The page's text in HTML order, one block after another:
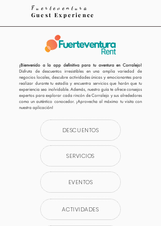
Fuerteventura
Guest Experience
¡Bienvenido a la app definitiva para tu aventura en Corralejo!
Disfruta de descuentos irresistibles en una amplia variedad de
negocios locales, descubre actividades únicas y emocionantes para
realizar durante tu estadía y encuentra servicios que harán que tu
experiencia sea inolvidable. Además, nuestro guía te ofrece consejos
expertos para explorar cada rincón de Corralejo y sus alrededores
como un auténtico conocedor. ¡Aprovecha al máximo tu visita con
nuestra aplicación!
DESCUENTOS
SERVICIOS
EVENTOS
ACTIVIDADES